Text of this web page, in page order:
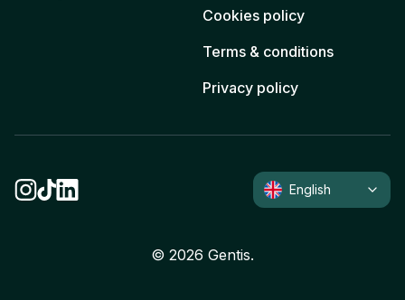
Cookies policy
Terms & conditions
Privacy policy
© 2026 Gentis.
English